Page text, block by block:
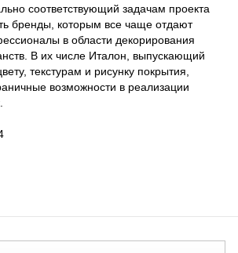
соответствующий задачам проекта
бренды, которым все чаще отдают
в области декорирования
В их числе Италон, выпускающий
текстурам и рисунку покрытия,
возможности в реализации